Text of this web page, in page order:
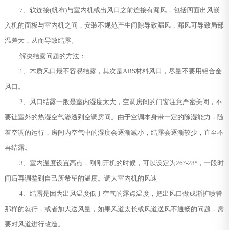
7、软连接(帆布)与室内机或出风口之前连接有漏风，包括四面出风嵌
入机的面板与室内机之间，安装不规范产生间隙导致漏风，漏风可导致局部
温差大，从而导致结露。
解决结露问题的方法：
1、木质风口最不容易结露，其次是ABS材料风口，尽量不要用铝合金
风口。
2、风口结露一般是室内湿度太大，空调房间的门窗注意严密关闭，不
要让室外的热湿空气渗透到空调房间。由于空调本身带一定的除湿能力，随
着空调的运行，房间内空气中的湿度会逐渐减小，结露会逐渐较少，直至不
再结露。
3、室内温度设置高点，刚刚开机的时候，可以设定为26°-28°，一段时
间后再调整到自己所希望的温度。调大室内机的风速
4、结露是因为出风温度低于空气的露点温度，把出风口做成渐扩喷管
那样的就行，或者加大送风量，如果风道太长或风道送风不通畅的问题，需
要对风道进行改造。